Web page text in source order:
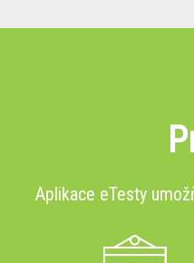
Aplikace eTesty